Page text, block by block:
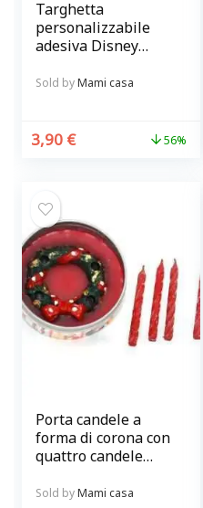
Targhetta
personalizzabile
adesiva Disney
Sold byMami casa
3,90 € 56%
Porta candele a
forma di corona con
quattro candele
Sold byMami casa